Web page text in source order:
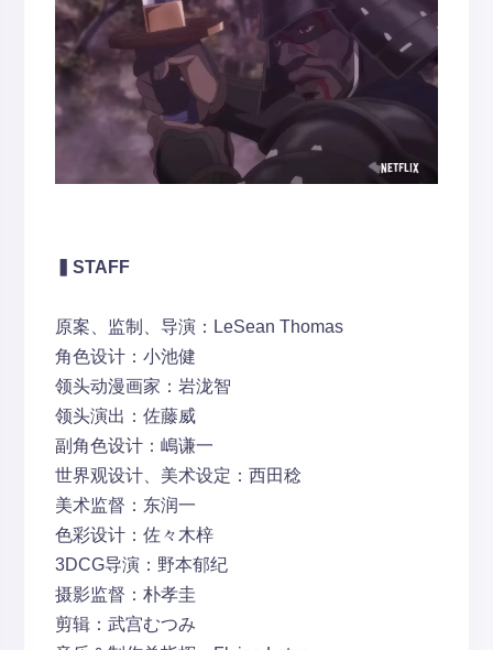
STAFF
原案、监制、导演：LeSean Thomas
角色设计：小池健
领头动漫画家：岩泷智
领头演出：佐藤威
副角色设计：嶋谦一
世界观设计、美术设定：西田稔
美术监督：东润一
色彩设计：佐々木梓
3DCG导演：野本郁纪
摄影监督：朴孝圭
剪辑：武宫むつみ